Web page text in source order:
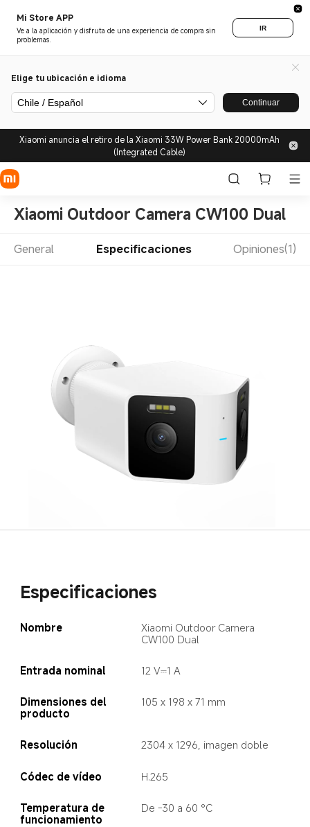
Mi Store APP
Ve a la aplicación y disfruta de una experiencia de compra sin
problemas.
IR
Elige tu ubicación e idioma
Chile / Español Continuar
Xiaomi anuncia el retiro de la Xiaomi 33W Power Bank 20000mAh
(Integrated Cable)
Xiaomi Outdoor Camera CW100 Dual
General Especificaciones Opiniones(1)
Especificaciones
Nombre
Xiaomi Outdoor Camera
CW100 Dual
Entrada nominal 12 V⎓1 A
Dimensiones del
producto
105 x 198 x 71 mm
Resolución 2304 x 1296, imagen doble
Códec de vídeo H.265
Temperatura de
funcionamiento
De -30 a 60 °C